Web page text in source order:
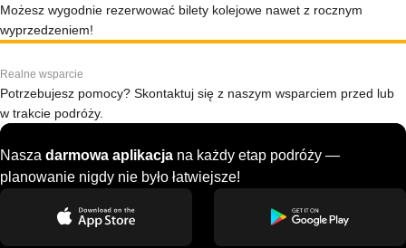
Możesz wygodnie rezerwować bilety kolejowe nawet z rocznym
wyprzedzeniem!
Realne wsparcie
Potrzebujesz pomocy? Skontaktuj się z naszym wsparciem przed lub
w trakcie podróży.
Nasza darmowa aplikacja na każdy etap podróży —
planowanie nigdy nie było łatwiejsze!